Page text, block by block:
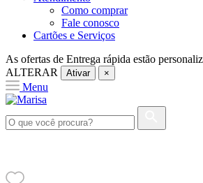
Como comprar
Fale conosco
Cartões e Serviços
As ofertas de Entrega rápida estão
ALTERAR
Ativar ×
Menu